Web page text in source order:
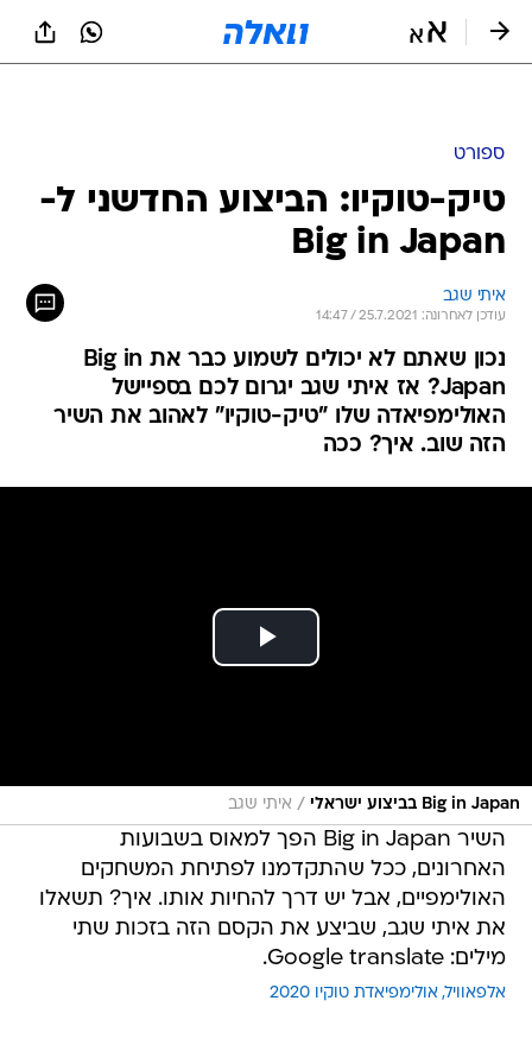
ספורט
טיק-טוקיו: הביצוע החדשני ל-
Big in Japan
איתי שגב
עודכן לאחרונה: 25.7.2021 / 14:47
נכון שאתם לא יכולים לשמוע כבר את Big in
Japan? אז איתי שגב יגרום לכם בספיישל
האולימפיאדה שלו "טיק-טוקיו" לאהוב את השיר
הזה שוב. איך? ככה
Big in Japan בביצוע ישראלי / איתי שגב
השיר Big in Japan הפך למאוס בשבועות
האחרונים, ככל שהתקדמנו לפתיחת המשחקים
האולימפיים, אבל יש דרך להחיות אותו. איך? תשאלו
את איתי שגב, שביצע את הקסם הזה בזכות שתי
מילים: Google translate.
אלפאוויל אולימפיאדת טוקיו 2020